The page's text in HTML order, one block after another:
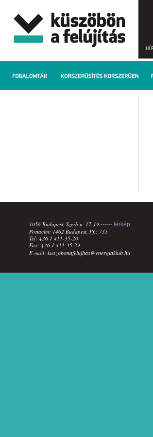
1056 Budapest, Szerb u. 17-19.------ térkép
Postacím: 1462 Budapest, Pf.: 735
Tel: +36 1 411-35-20
Fax: +36 1 411-35-29
E-mail: kuszobonafelujitas@energiaklub.hu